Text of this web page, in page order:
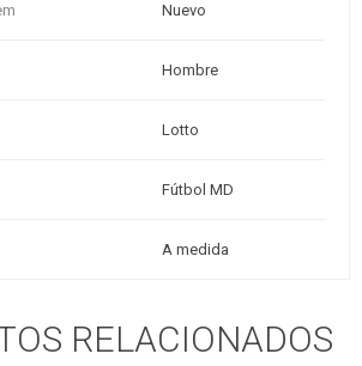
Nuevo
Hombre
Lotto
Fútbol MD
A medida
RELACIONADOS